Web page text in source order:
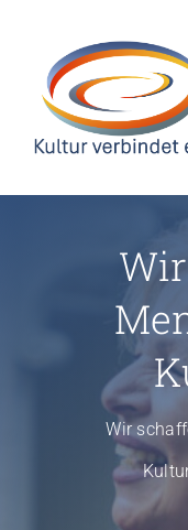
content
Wir